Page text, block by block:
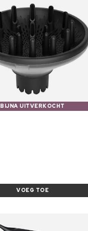
BIJNA UITVERKOCHT
VOEG TOE